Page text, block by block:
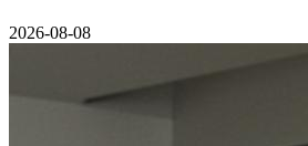
2026-08-08